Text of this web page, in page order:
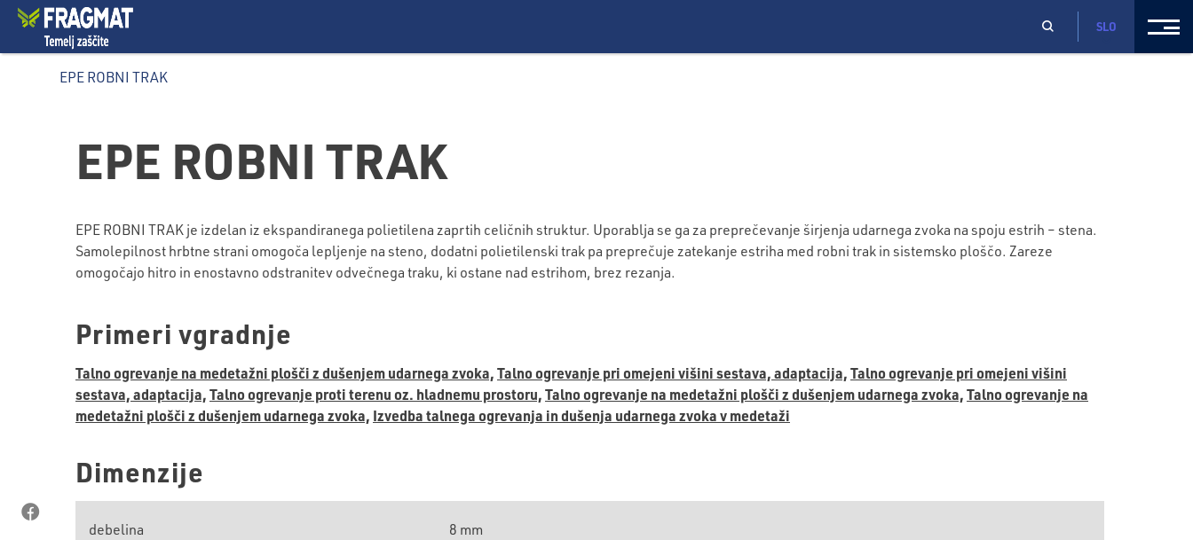
SLO
EPE ROBNI TRAK
EPE ROBNI TRAK
EPE ROBNI TRAK je izdelan iz ekspandiranega polietilena zaprtih celičnih struktur. Uporablja se ga za preprečevanje širjenja udarnega zvoka na spoju estrih – stena.
Samolepilnost hrbtne strani omogoča lepljenje na steno, dodatni polietilenski trak pa preprečuje zatekanje estriha med robni trak in sistemsko ploščo. Zareze
omogočajo hitro in enostavno odstranitev odvečnega traku, ki ostane nad estrihom, brez rezanja.
Primeri vgradnje
Talno ogrevanje na medetažni plošči z dušenjem udarnega zvoka,Talno ogrevanje pri omejeni višini sestava, adaptacija,Talno ogrevanje pri omejeni višini
sestava, adaptacija,Talno ogrevanje proti terenu oz. hladnemu prostoru,Talno ogrevanje na medetažni plošči z dušenjem udarnega zvoka,Talno ogrevanje na
medetažni plošči z dušenjem udarnega zvoka, Izvedba talnega ogrevanja in dušenja udarnega zvoka v medetaži
Dimenzije
debelina 8 mm